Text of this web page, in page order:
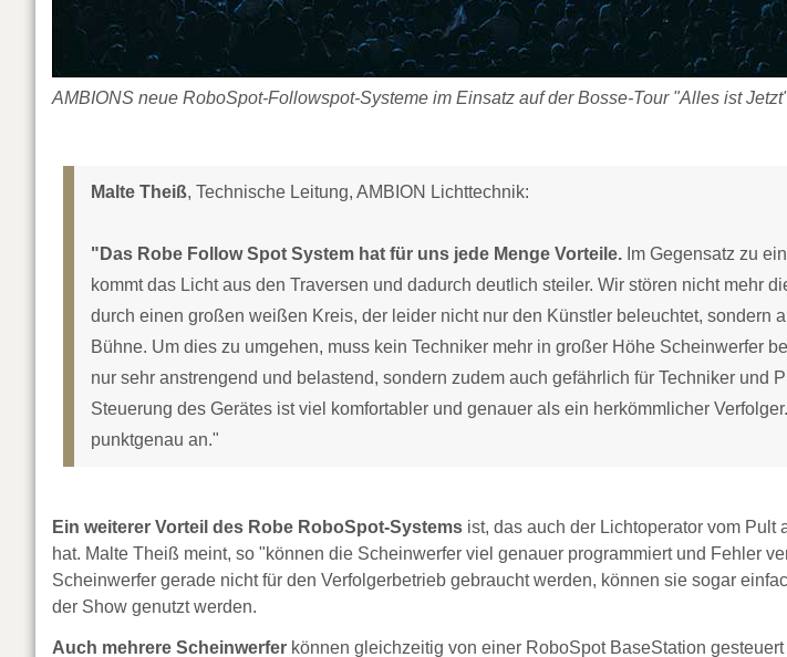
AMBIONS neue RoboSpot-Followspot-Systeme im Einsatz auf der Bosse-Tour "Alles ist
Malte Theiß, Technische Leitung, AMBION Lichttechnik:
"Das Robe Follow Spot System hat für uns jede Menge Vorteile. Im Gegensatz zu
kommt das Licht aus den Traversen und dadurch deutlich steiler. Wir stören nicht mehr
durch einen großen weißen Kreis, der leider nicht nur den Künstler beleuchtet, sondern
Bühne. Um dies zu umgehen, muss kein Techniker mehr in großer Höhe Scheinwerfer
nur sehr anstrengend und belastend, sondern zudem auch gefährlich für Techniker und
Steuerung des Gerätes ist viel komfortabler und genauer als ein herkömmlicher
punktgenau an."
Ein weiterer Vorteil des Robe RoboSpot-Systems ist, das auch der Lichtoperator vom Pult
hat. Malte Theiß meint, so "können die Scheinwerfer viel genauer programmiert und Fehler
Scheinwerfer gerade nicht für den Verfolgerbetrieb gebraucht werden, können sie sogar
der Show genutzt werden.
Auch mehrere Scheinwerfer können gleichzeitig von einer RoboSpot BaseStation